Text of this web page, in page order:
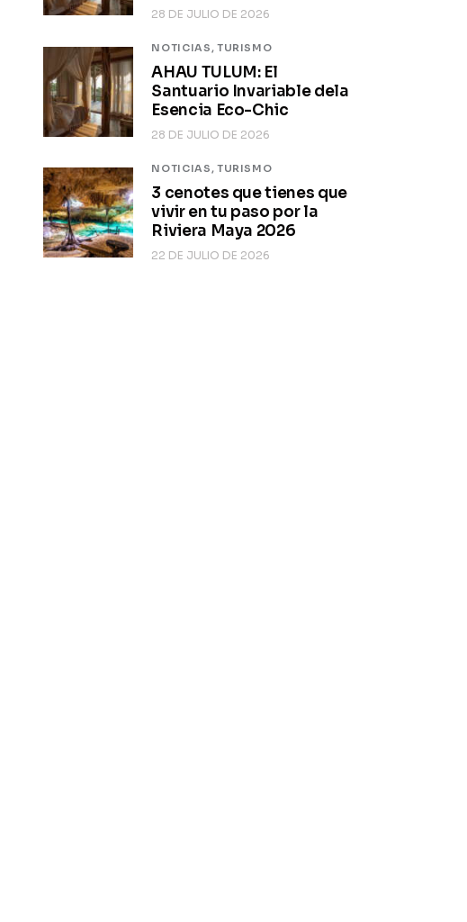
28 DE JULIO DE 2026
NOTICIAS, TURISMO
AHAU TULUM: El
Santuario Invariable dela
Esencia Eco-Chic
28 DE JULIO DE 2026
NOTICIAS, TURISMO
3 cenotes que tienes que
vivir en tu paso por la
Riviera Maya 2026
22 DE JULIO DE 2026